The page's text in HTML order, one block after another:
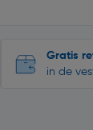
Gratis
in de